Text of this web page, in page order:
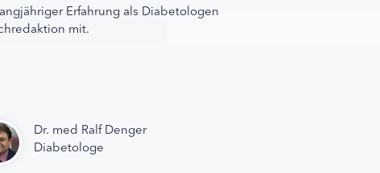
Erfahrung als Diabetologen
mit.
Dr. med Ralf Denger
Diabetologe